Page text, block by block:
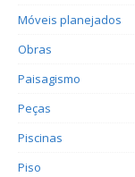
Móveis planejados
Obras
Paisagismo
Peças
Piscinas
Piso